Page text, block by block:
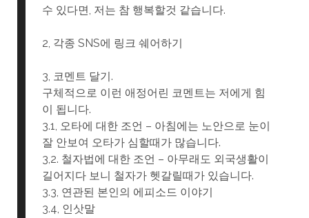
수 있다면, 저는 참 행복할것 같습니다.
2, 각종 SNS에 링크 쉐어하기
3, 코멘트 달기.
구체적으로 이런 애정어린 코멘트는 저에게 힘
이 됩니다.
3.1, 오타에 대한 조언 – 아침에는 노안으로 눈이
잘 안보여 오타가 심할때가 많습니다.
3,2. 철자법에 대한 조언 – 아무래도 외국생활이
길어지다 보니 철자가 헷갈릴때가 있습니다.
3.3, 연관된 본인의 에피소드 이야기
3.4, 인삿말